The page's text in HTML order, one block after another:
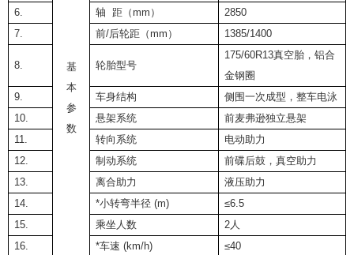
基
本
参
数
6.
轴 距（mm）
2850
7.
前/后轮距（mm） 1385/1400
8. 轮胎型号
175/60R13真空胎，铝合
金钢圈
9.
车身结构
侧围一次成型，整车电泳
10.
悬架系统
前麦弗逊独立悬架
11.
转向系统
电动助力
12.
制动系统
前碟后鼓，真空助力
13.
离合助力
液压助力
14.
*小转弯半径 (m)
≤6.5
15.
乘坐人数
2人
16.
*车速 (km/h)
≤40